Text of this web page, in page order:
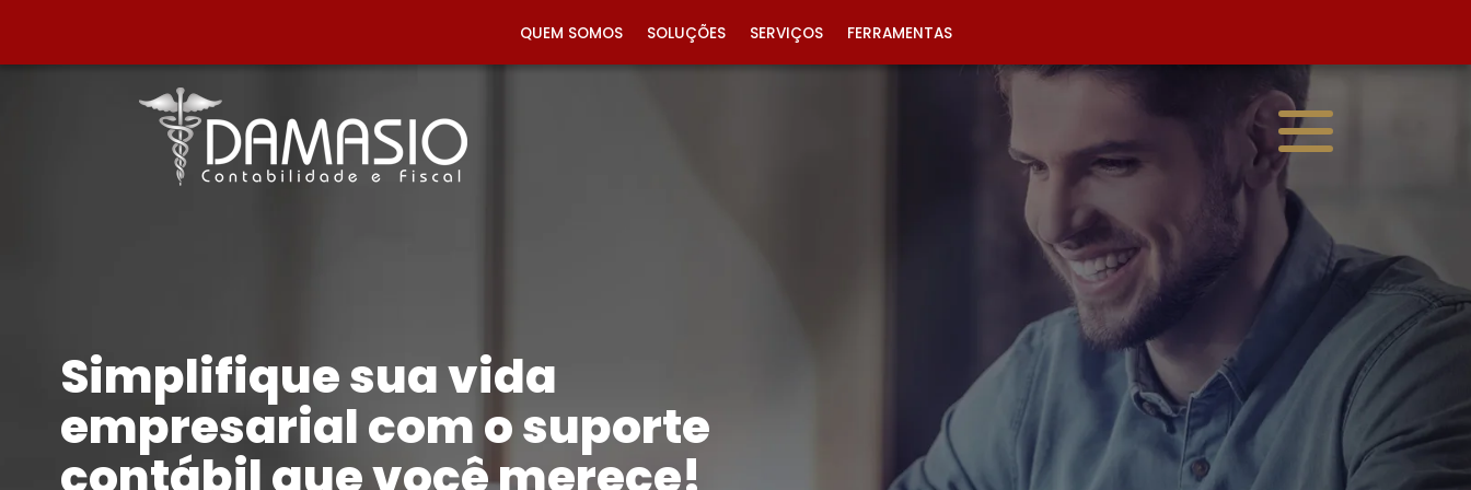
QUEM SOMOS SOLUÇÕES SERVIÇOS FERRAMENTAS
Simplifique sua vida
empresarial com o suporte
contábil que você merece!